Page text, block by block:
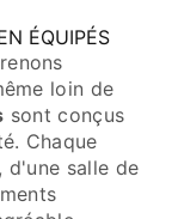
ÉQUIPÉS
loin de
sont conçus
Chaque
, d'une salle de